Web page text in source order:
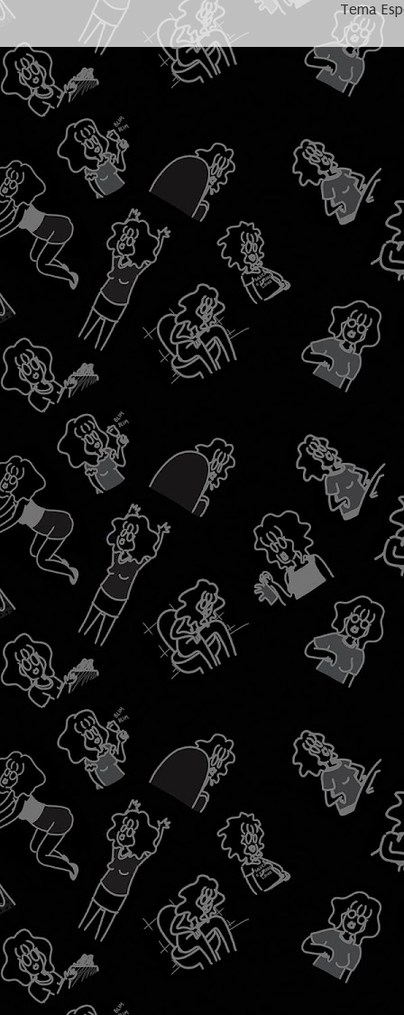
Tema